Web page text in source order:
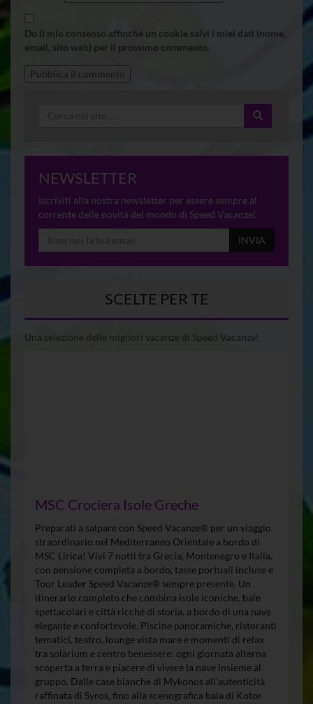
Do il mio consenso affinché un cookie salvi i miei dati (nome,
email, sito web) per il prossimo commento.
NEWSLETTER
Iscriviti alla nostra newsletter per essere sempre al
corrente delle novità del mondo di Speed Vacanze!
INVIA
SCELTE PER TE
Una selezione delle migliori vacanze di Speed Vacanze!
MSC Crociera Isole Greche
Preparati a salpare con Speed Vacanze® per un viaggio
straordinario nel Mediterraneo Orientale a bordo di
MSC Lirica! Vivi 7 notti tra Grecia, Montenegro e Italia,
con pensione completa a bordo, tasse portuali incluse e
Tour Leader Speed Vacanze® sempre presente. Un
itinerario completo che combina isole iconiche, baie
spettacolari e città ricche di storia, a bordo di una nave
elegante e confortevole. Piscine panoramiche, ristoranti
tematici, teatro, lounge vista mare e momenti di relax
tra solarium e centro benessere: ogni giornata alterna
scoperta a terra e piacere di vivere la nave insieme al
gruppo. Dalle case bianche di Mykonos all’autenticità
raffinata di Syros, fino alla scenografica baia di Kotor